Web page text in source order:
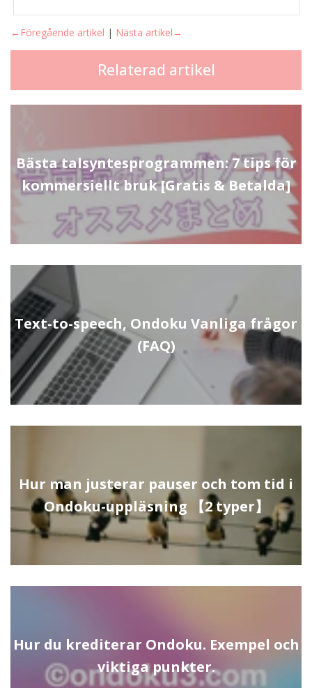
←Föregående artikel | Nästa artikel→
Relaterad artikel
Bästa talsyntesprogrammen: 7 tips för
kommersiellt bruk [Gratis & Betalda]
Text-to-speech, Ondoku Vanliga frågor
(FAQ)
Hur man justerar pauser och tom tid i
Ondoku-uppläsning 【2 typer】
Hur du krediterar Ondoku. Exempel och
viktiga punkter.